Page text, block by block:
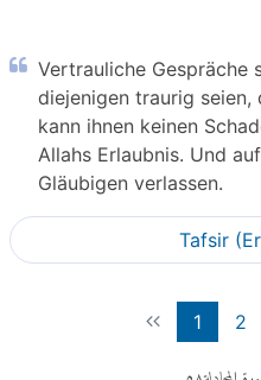
Vertrauliche Gespräche
diejenigen traurig
kann ihnen keinen
Allahs Erlaubnis. Und
Gläubigen verlassen.
Tafsir
1 2